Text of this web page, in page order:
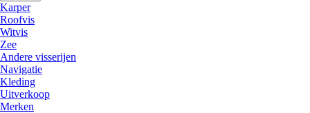
Karper
Roofvis
Witvis
Zee
Andere visserijen
Navigatie
Kleding
Uitverkoop
Merken